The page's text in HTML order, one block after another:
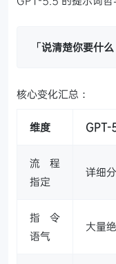
「说清楚你要什
核心变化汇总：
维度 GPT-
流程
指定
详细
指令
语气
大量